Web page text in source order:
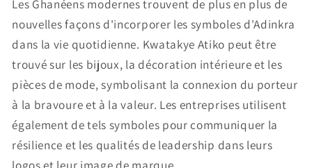
Les Ghanéens modernes trouvent de plus en plus de
nouvelles façons d'incorporer les symboles d'Adinkra
dans la vie quotidienne. Kwatakye Atiko peut être
trouvé sur les bijoux, la décoration intérieure et les
pièces de mode, symbolisant la connexion du porteur
à la bravoure et à la valeur. Les entreprises utilisent
également de tels symboles pour communiquer la
résilience et les qualités de leadership dans leurs
logos et leur image de marque.